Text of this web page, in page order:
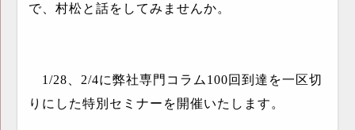
で、村松と話をしてみませんか。
1/28 2/4に弊社専門コラム 100回到達を一区切
りにした特別セミナーを開催いたします。